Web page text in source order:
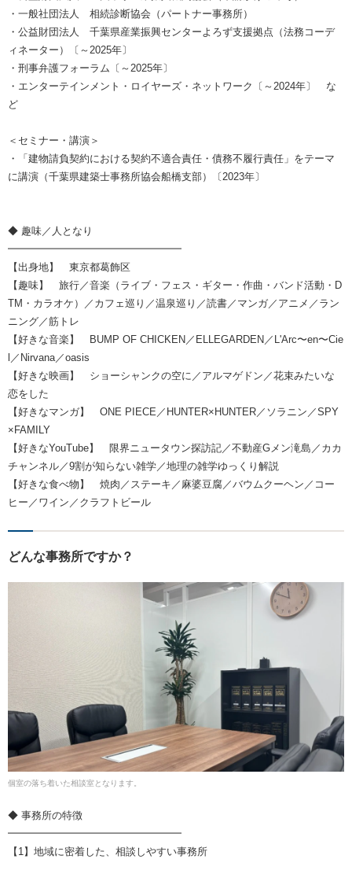
・一般社団法人 相続診断協会（パートナー事務所）
・公益財団法人 千葉県産業振興センターよろず支援拠点（法務コーデ
ィネーター）〔～2025年〕
・刑事弁護フォーラム〔～2025年〕
・エンターテインメント・ロイヤーズ・ネットワーク〔～2024年〕 な
ど
＜セミナー・講演＞
・「建物請負契約における契約不適合責任・債務不履行責任」をテーマ
に講演（千葉県建築士事務所協会船橋支部）〔2023年〕
◆ 趣味／人となり
━━━━━━━━━━━━━━━━━
【出身地】 東京都葛飾区
【趣味】 旅行／音楽（ライブ・フェス・ギター・作曲・バンド活動・D
TM・カラオケ）／カフェ巡り／温泉巡り／読書／マンガ／アニメ／ラン
ニング／筋トレ
【好きな音楽】 BUMP OF CHICKEN／ELLEGARDEN／L'Arc〜en〜Cie
l／Nirvana／oasis
【好きな映画】 ショーシャンクの空に／アルマゲドン／花束みたいな
恋をした
【好きなマンガ】 ONE PIECE／HUNTER×HUNTER／ソラニン／SPY
×FAMILY
【好きなYouTube】 限界ニュータウン探訪記／不動産Gメン滝島／カカ
チャンネル／9割が知らない雑学／地理の雑学ゆっくり解説
【好きな食べ物】 焼肉／ステーキ／麻婆豆腐／バウムクーヘン／コー
ヒー／ワイン／クラフトビール
どんな事務所ですか？
個室の落ち着いた相談室となります。
◆ 事務所の特徴
━━━━━━━━━━━━━━━━━
【1】地域に密着した、相談しやすい事務所